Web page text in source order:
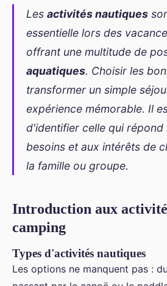
Les activités nautiques
essentielle lors des
offrant une multitude de
aquatiques. Choisir les
transformer un simple
expérience mémorable. Il
d'identifier celle qui répond
besoins et aux intérêts de
la famille ou groupe.
Introduction aux
camping
Types d'activités nautiques
Les options ne manquent pas :